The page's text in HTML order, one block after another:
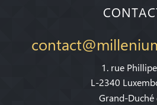
1. rue
L-2340
Grand-Duché